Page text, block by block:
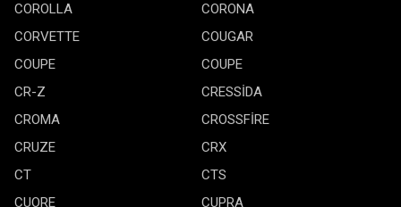
COROLLA
CORONA
CORVETTE
COUGAR
COUPE
COUPE
CR-Z
CRESSİDA
CROMA
CROSSFİRE
CRUZE
CRX
CT
CTS
CUORE
CUPRA